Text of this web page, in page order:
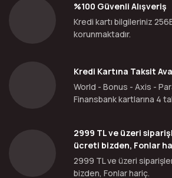
%100 Güvenli Alışveriş
Kredi kartı bilgileriniz
korunmaktadır.
Kredi Kartına Taksit
World - Bonus - Axis -
Finansbank kartlarına 4
2999 TL ve üzeri
ücreti bizden, Fonlar
2999 TL ve üzeri
bizden, Fonlar hariç.